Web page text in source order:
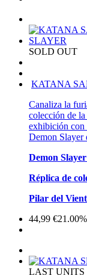
SOLD OUT
KATANA
Canaliza la
colección de
exhibición con
Demon Slayer
Demon
Réplica de
Pilar del
44,99 €21.00%
LAST UNITS